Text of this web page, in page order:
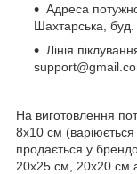
Адреса
Шахтарська, буд.
Лінія
На виготовлення
8х10 см
продається у
20х25 см, 20х20 см